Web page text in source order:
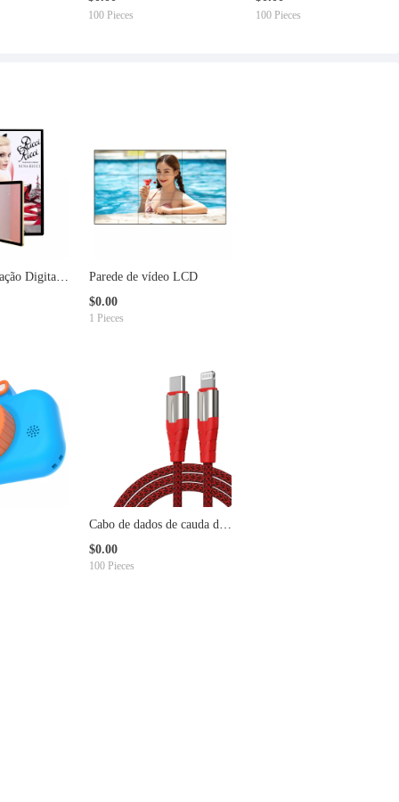
Digital
Parede de vídeo LCD
$0.00
1 Pieces
Cabo de dados de cauda de
fio longo de liga de zinco
$0.00
100 Pieces